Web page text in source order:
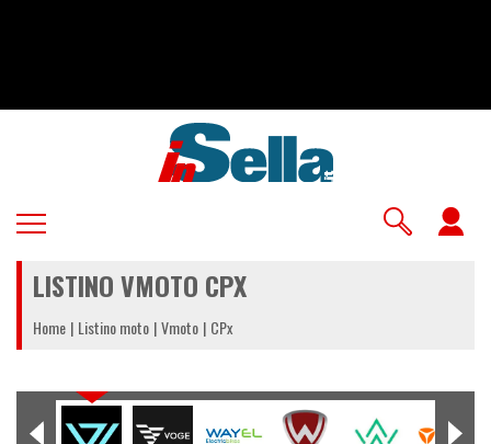
LISTINO VMOTO CPX
Home Listino moto Vmoto CPx